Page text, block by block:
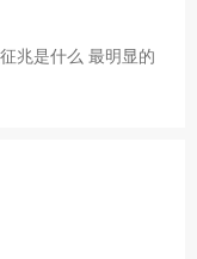
兆是什么 最明显的